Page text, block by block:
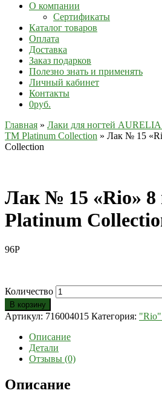
О компании
Сертификаты
Каталог товаров
Оплата
Доставка
Заказ подарков
Полезно знать и применять
Личный кабинет
Контакты
0руб.
Главная » Лаки для ногтей
ТМ Platinum Collection » Лак № 15
Collection
Лак № 15 «Rio»
Platinum
96Р
Количество
В корзину
Артикул: 716004015 Категория:
Описание
Детали
Отзывы (0)
Описание